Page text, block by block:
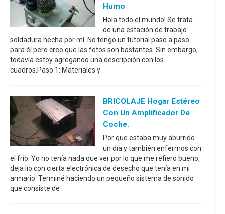
Humo
Hola todo el mundo! Se trata
de una estación de trabajo
soldadura hecha por mí. No tengo un tutorial paso a paso
para él pero creo que las fotos son bastantes. Sin embargo,
todavía estoy agregando una descripción con los
cuadros.Paso 1: Materiales y
BRICOLAJE Hogar Estéreo
Con Un Amplificador De
Coche.
Por que estaba muy aburrido
un día y también enfermos con
el frío. Yo no tenía nada que ver por lo que me refiero bueno,
deja lío con cierta electrónica de desecho que tenía en mi
armario. Terminé haciendo un pequeño sistema de sonido
que consiste de